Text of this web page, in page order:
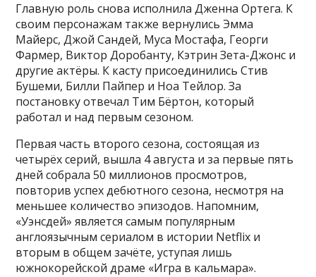
Главную роль снова исполнила Дженна Ортега. К
своим персонажам также вернулись Эмма
Майерс, Джой Сандей, Муса Мостафа, Георги
Фармер, Виктор Доробанту, Кэтрин Зета-Джонс и
другие актёры. К касту присоединились Стив
Бушеми, Билли Пайпер и Ноа Тейлор. За
постановку отвечал Тим Бёртон, который
работал и над первым сезоном.
Первая часть второго сезона, состоящая из
четырёх серий, вышла 4 августа и за первые пять
дней собрала 50 миллионов просмотров,
повторив успех дебютного сезона, несмотря на
меньшее количество эпизодов. Напомним,
«Уэнсдей» является самым популярным
англоязычным сериалом в истории Netflix и
вторым в общем зачёте, уступая лишь
южнокорейской драме «Игра в кальмара».